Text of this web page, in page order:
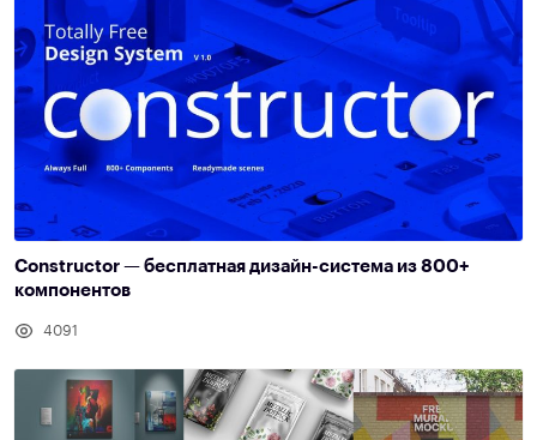
Constructor — бесплатная дизайн-система из 800+
компонентов
4091